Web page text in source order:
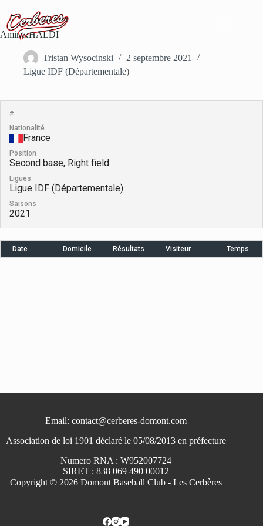
contenu
Amir KHALDI
Tristan Wysocinski
2 septembre 2021
Ligue IDF (Départementale)
#
Nationalité
France
Position
Second base, Right field
Ligues
Ligue IDF (Départementale)
Saisons
2021
Date Domicile Résultats Visiteur Temps
Email: contact@cerberes-domont.com
Association de loi 1901 déclaré le 05/08/2013 en préfecture
Numero RNA : W952007724
SIRET : 838 069 490 00012
Copyright © 2026 Domont Baseball Club - Les Cerbères